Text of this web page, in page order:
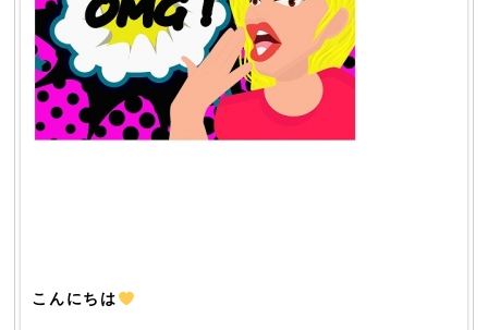
こんにちは